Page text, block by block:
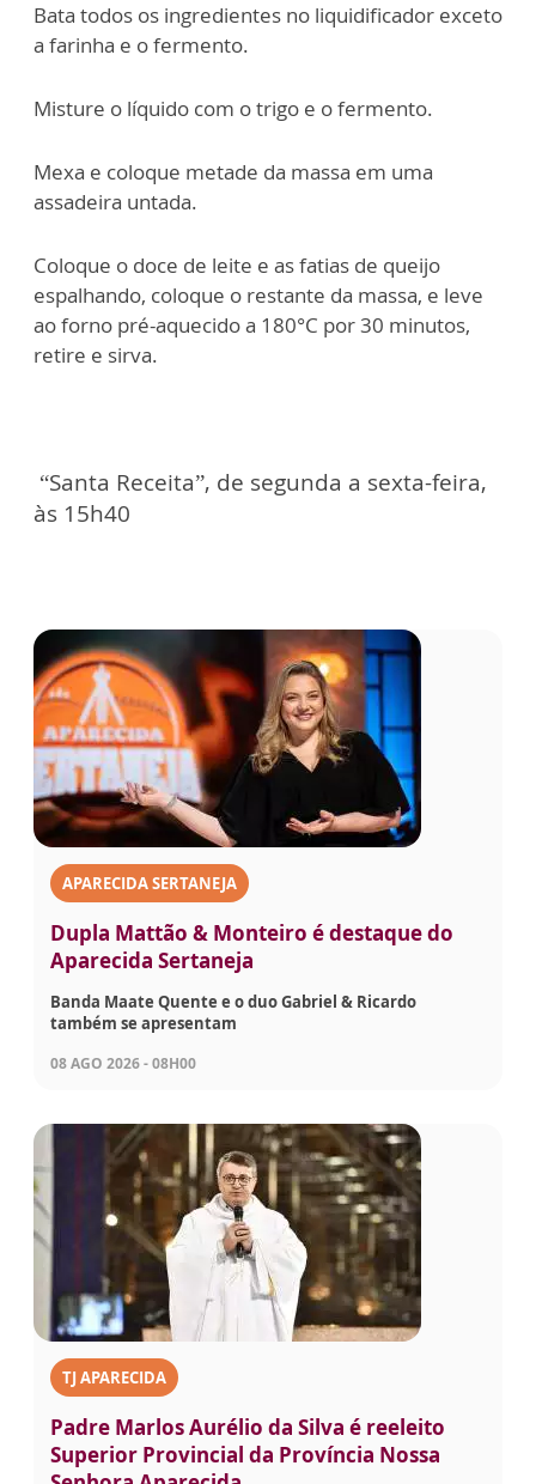
Bata todos os ingredientes no liquidificador exceto
a farinha e o fermento.
Misture o líquido com o trigo e o fermento.
Mexa e coloque metade da massa em uma
assadeira untada.
Coloque o doce de leite e as fatias de queijo
espalhando, coloque o restante da massa, e leve
ao forno pré-aquecido a 180°C por 30 minutos,
retire e sirva.
“Santa Receita”, de segunda a sexta-feira,
às 15h40
APARECIDA SERTANEJA
Dupla Mattão & Monteiro é destaque do
Aparecida Sertaneja
Banda Maate Quente e o duo Gabriel & Ricardo
também se apresentam
08 AGO 2026 - 08H00
TJ APARECIDA
Padre Marlos Aurélio da Silva é reeleito
Superior Provincial da Província Nossa